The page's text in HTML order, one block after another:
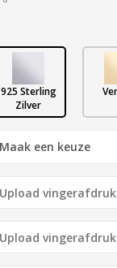
925 Sterling
Zilver
Maak een keuze